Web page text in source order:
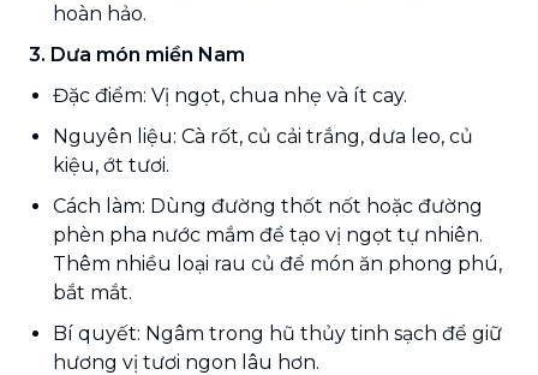
hoàn hảo.
3. Dưa món miền Nam
Đặc điểm: Vị ngọt, chua nhẹ và ít cay.
Nguyên liệu: Cà rốt, củ cải trắng, dưa leo, củ
kiệu, ớt tươi.
Cách làm: Dùng đường thốt nốt hoặc đường
phèn pha nước mắm để tạo vị ngọt tự nhiên.
Thêm nhiều loại rau củ để món ăn phong phú,
bắt mắt.
Bí quyết: Ngâm trong hũ thủy tinh sạch để giữ
hương vị tươi ngon lâu hơn.